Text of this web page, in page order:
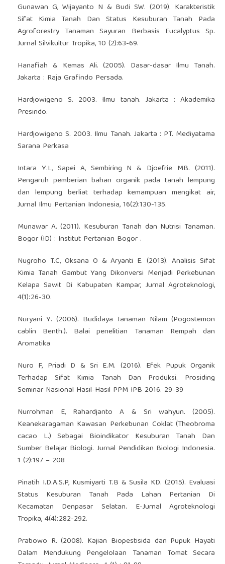
Gunawan G, Wijayanto N & Budi SW. (2019). Karakteristik
Sifat Kimia Tanah Dan Status Kesuburan Tanah Pada
Agroforestry Tanaman Sayuran Berbasis Eucalyptus Sp.
Jurnal Silvikultur Tropika, 10 (2):63-69.
Hanafiah & Kemas Ali. (2005). Dasar-dasar Ilmu Tanah.
Jakarta : Raja Grafindo Persada.
Hardjowigeno S. 2003. Ilmu tanah. Jakarta : Akademika
Presindo.
Hardjowigeno S. 2003. Ilmu Tanah. Jakarta : PT. Mediyatama
Sarana Perkasa
Intara Y.L, Sapei A, Sembiring N & Djoefrie MB. (2011).
Pengaruh pemberian bahan organik pada tanah lempung
dan lempung berliat terhadap kemampuan mengikat air,
Jurnal Ilmu Pertanian Indonesia, 16(2):130-135.
Munawar A. (2011). Kesuburan Tanah dan Nutrisi Tanaman.
Bogor (ID) : Institut Pertanian Bogor .
Nugroho T.C, Oksana O & Aryanti E. (2013). Analisis Sifat
Kimia Tanah Gambut Yang Dikonversi Menjadi Perkebunan
Kelapa Sawit Di Kabupaten Kampar, Jurnal Agroteknologi,
4(1):26-30.
Nuryani Y. (2006). Budidaya Tanaman Nilam (Pogostemon
cablin Benth.). Balai penelitian Tanaman Rempah dan
Aromatika
Nuro F, Priadi D & Sri E.M. (2016). Efek Pupuk Organik
Terhadap Sifat Kimia Tanah Dan Produksi. Prosiding
Seminar Nasional Hasil-Hasil PPM IPB 2016. 29-39
Nurrohman E, Rahardjanto A & Sri wahyun. (2005).
Keanekaragaman Kawasan Perkebunan Coklat (Theobroma
cacao L.) Sebagai Bioindikator Kesuburan Tanah Dan
Sumber Belajar Biologi. Jurnal Pendidikan Biologi Indonesia.
1 (2):197 – 208
Pinatih I.D.A.S.P, Kusmiyarti T.B & Susila KD. (2015). Evaluasi
Status Kesuburan Tanah Pada Lahan Pertanian Di
Kecamatan Denpasar Selatan. E-Jurnal Agroteknologi
Tropika, 4(4):282-292.
Prabowo R. (2008). Kajian Biopestisida dan Pupuk Hayati
Dalam Mendukung Pengelolaan Tanaman Tomat Secara